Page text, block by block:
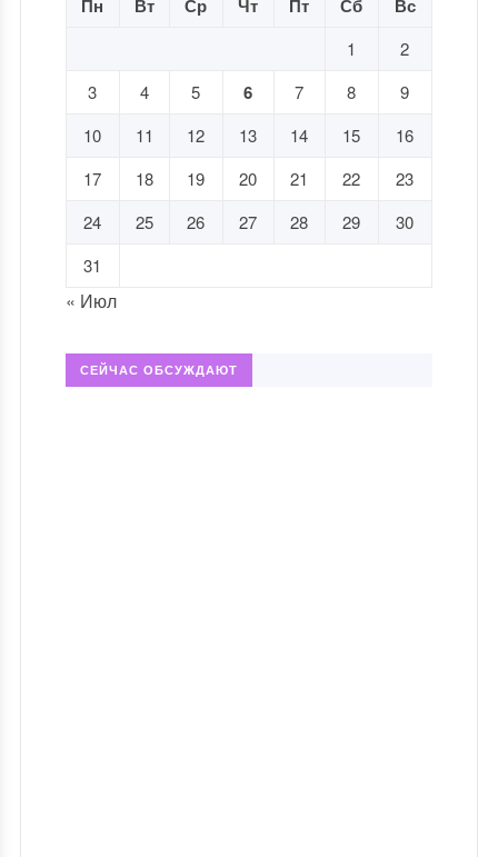
Пн Вт Ср Чт Пт Сб Вс
1
2
3
4 5 6 7 8
9
10
11 12 13 14 15
16
17
18 19 20 21 22
23
24
25 26 27 28 29
30
31
« Июл
СЕЙЧАС ОБСУЖДАЮТ